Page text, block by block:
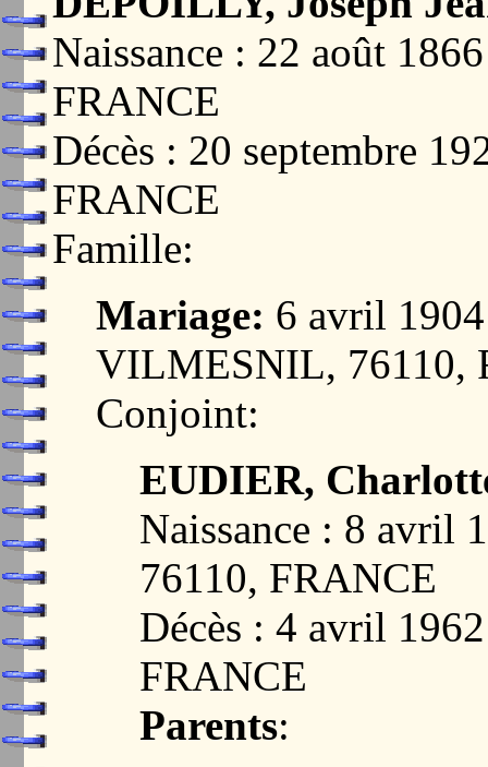
Naissance : 22 août
FRANCE
Décès : 20 septembre
FRANCE
Famille:
Mariage: 6 avril
VILMESNIL, 76110,
Conjoint:
EUDIER,
Naissance : 8 avril
76110, FRANCE
Décès : 4 avril
FRANCE
Parents: